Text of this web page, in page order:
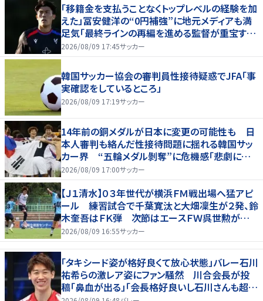
「移籍金を支払うことなくトップレベルの経験を加
えた」冨安健洋の“0円補強”に地元メディアも満
足気「最終ラインの再編を進める監督が重宝する
柔軟性を備えている」
2026/08/09 17:45サッカー
韓国サッカー協会の審判員性接待疑惑でJFA「事
実確認をしているところ」
2026/08/09 17:19サッカー
14年前の銅メダルが日本に変更の可能性も 日
本人審判も絡んだ性接待問題に揺れる韓国サッ
カー界 “五輪メダル剝奪”に危機感「悲劇に見
舞われる」
2026/08/09 17:00サッカー
【Ｊ１清水】０３年世代が横浜ＦＭ戦出場へ猛アピ
ール 練習試合で千葉寛汰と大畑凜生が２発、鈴
木奎吾はＦＫ弾 次節はエースＦＷ呉世勲が出
場停止
2026/08/09 16:55サッカー
「タキシード姿が格好良くて放心状態」バレー石川
祐希らの激レア姿にファン騒然 川合会長が投
稿「鼻血が出る」「会長格好良いし石川さんも超格